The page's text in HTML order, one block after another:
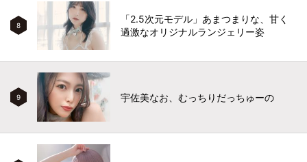
8
「2.5次元モデル」あまつまりな、甘く
過激なオリジナルランジェリー姿
9 宇佐美なお、むっちりだっちゅーの